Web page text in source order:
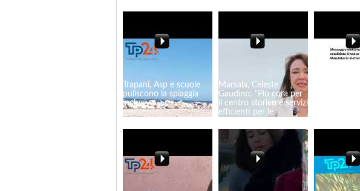
Trapani, Asp e scuole
puliscono la spiaggia
inclusiva
Marsala, Celeste
Gaudino: "Più cura per
il centro storico e servizi
efficienti per le